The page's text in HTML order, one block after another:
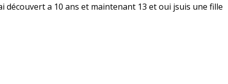
découvert a 10 ans et maintenant 13 et oui jsuis une fille